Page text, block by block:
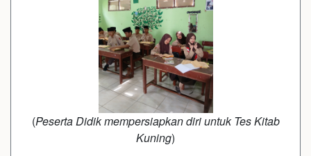
(Peserta Didik mempersiapkan diri untuk Tes Kitab
Kuning)